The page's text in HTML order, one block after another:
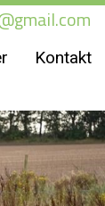
Kontakt